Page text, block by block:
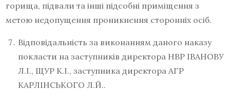
горища, підвали та інші підсобні приміщення з
метою недопущення проникнення сторонніх осіб.
Відповідальність за виконанням даного наказу
покласти на заступників директора НВР ІВАНОВУ
Л.І., ЩУР К.І., заступника директора АГР
КАРЛІНСЬКОГО Л.Й..